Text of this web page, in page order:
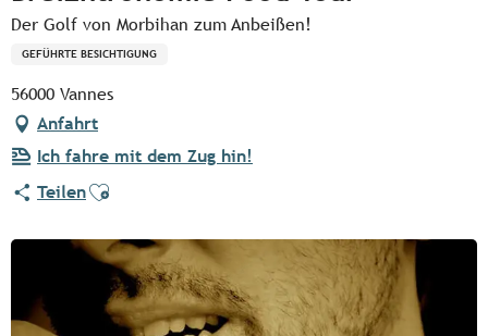
Der Golf von Morbihan zum Anbeißen!
GEFÜHRTE BESICHTIGUNG
56000 Vannes
Anfahrt
Ich fahre mit dem Zug hin!
TeilenAjouter aux favoris